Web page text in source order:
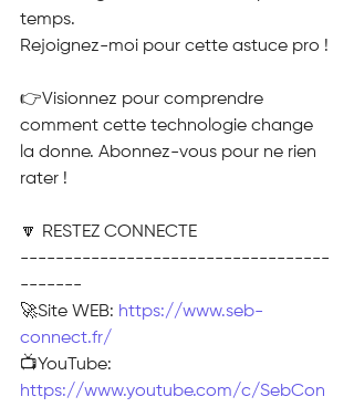
temps.
Rejoignez-moi pour cette astuce pro !
👉Visionnez pour comprendre
comment cette technologie change
la donne. Abonnez-vous pour ne rien
rater !
🔽 RESTEZ CONNECTE
-----------------------------------
-------
🚀Site WEB: https://www.seb-
connect.fr/
📺YouTube:
https://www.youtube.com/c/SebCon